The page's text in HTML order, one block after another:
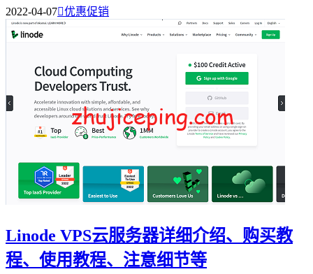
2022-04-07优惠促销
Linode VPS云服务器详细介绍、购买教
程、使用教程、注意细节等